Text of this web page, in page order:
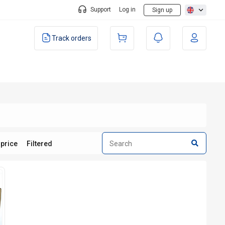
Support Log in Sign up
Track orders
Filtered